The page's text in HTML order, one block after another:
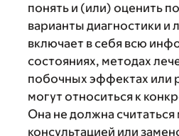
понять и (или) оценить
варианты диагностики и
включает в себя всю
состояниях, методах
побочных эффектах или
могут относиться к
Она не должна
консультацией или